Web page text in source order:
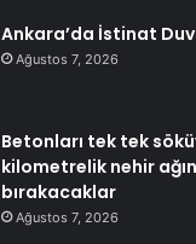
Ankara’da İstinat
Ağustos 7, 2026
Betonları tek tek
kilometrelik nehir
bırakacaklar
Ağustos 7, 2026